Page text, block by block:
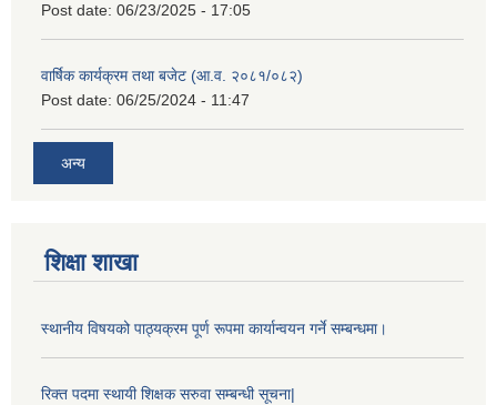
Post date: 06/23/2025 - 17:05
वार्षिक कार्यक्रम तथा बजेट (आ.व. २०८१/०८२)
Post date: 06/25/2024 - 11:47
अन्य
शिक्षा शाखा
स्थानीय विषयको पाठ्यक्रम पूर्ण रूपमा कार्यान्वयन गर्ने सम्बन्धमा।
रिक्त पदमा स्थायी शिक्षक सरुवा सम्बन्धी सूचना|